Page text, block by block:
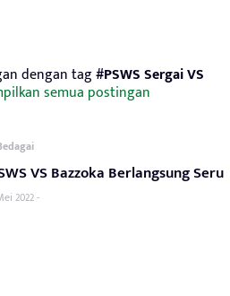
dengan tag#PSWS Sergai VS
semua postingan
VS Bazzoka Berlangsung Seru
2022 -